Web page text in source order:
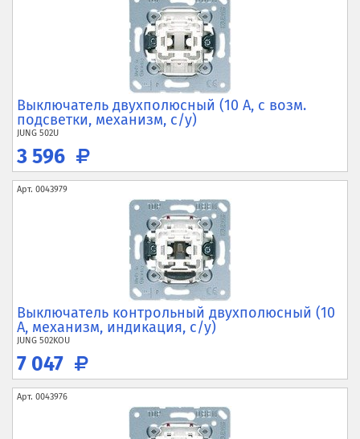
Выключатель двухполюсный (10 А, с возм.
подсветки, механизм, с/у)
JUNG 502U
3 596
Арт. 0043979
Выключатель контрольный двухполюсный (10
А, механизм, индикация, с/у)
JUNG 502KOU
7 047
Арт. 0043976